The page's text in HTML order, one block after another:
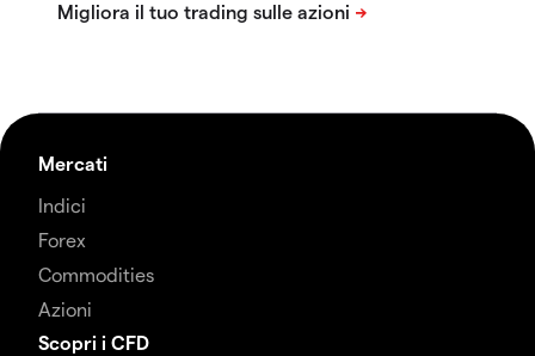
Mercati
Indici
Forex
Commodities
Azioni
Scopri i CFD